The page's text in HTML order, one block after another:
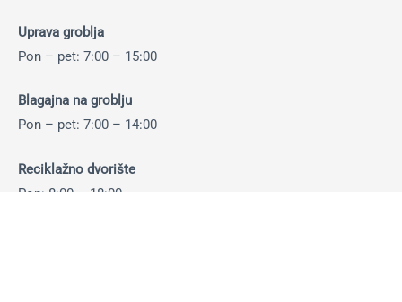
Uprava groblja
Pon – pet: 7:00 – 15:00
Blagajna na groblju
Pon – pet: 7:00 – 14:00
Reciklažno dvorište
Pon: 8:00 – 18:00